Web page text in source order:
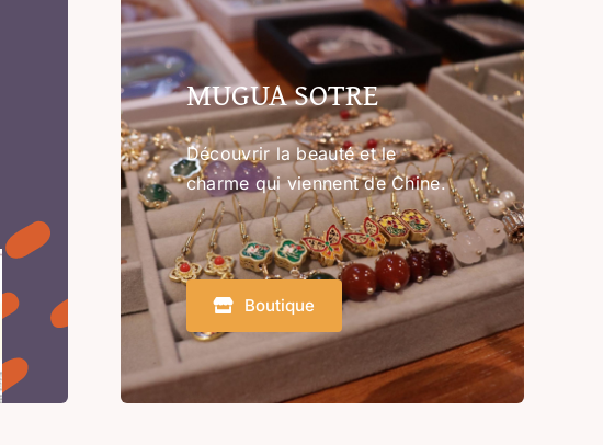
MUGUA SOTRE
Découvrir la beauté et le
charme qui viennent de Chine.
Boutique